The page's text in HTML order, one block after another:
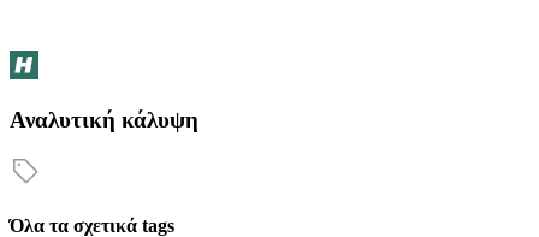
Αναλυτική κάλυψη
Όλα τα σχετικά tags